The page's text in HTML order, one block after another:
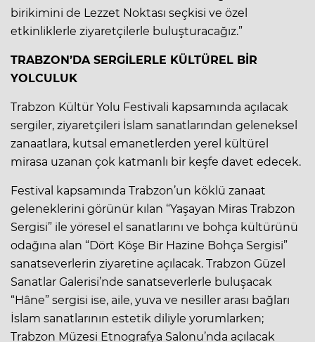
birikimini de Lezzet Noktası seçkisi ve özel
etkinliklerle ziyaretçilerle buluşturacağız.”
TRABZON’DA SERGİLERLE KÜLTÜREL BİR
YOLCULUK
Trabzon Kültür Yolu Festivali kapsamında açılacak
sergiler, ziyaretçileri İslam sanatlarından geleneksel
zanaatlara, kutsal emanetlerden yerel kültürel
mirasa uzanan çok katmanlı bir keşfe davet edecek.
Festival kapsamında Trabzon’un köklü zanaat
geleneklerini görünür kılan “Yaşayan Miras Trabzon
Sergisi” ile yöresel el sanatlarını ve bohça kültürünü
odağına alan “Dört Köşe Bir Hazine Bohça Sergisi”
sanatseverlerin ziyaretine açılacak. Trabzon Güzel
Sanatlar Galerisi’nde sanatseverlerle buluşacak
“Hâne” sergisi ise, aile, yuva ve nesiller arası bağları
İslam sanatlarının estetik diliyle yorumlarken;
Trabzon Müzesi Etnografya Salonu’nda açılacak